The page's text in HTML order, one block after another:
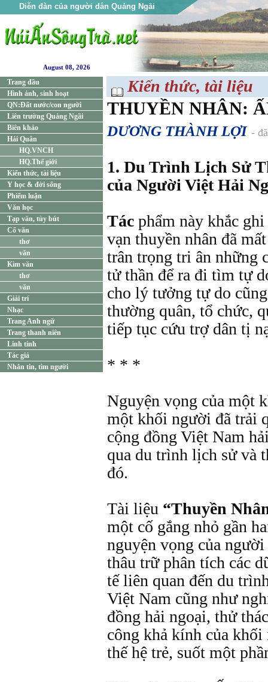
Diễn đàn của người dân Quảng Ngãi
August 08, 2026
Trang đầu
Hình ảnh, sinh hoạt
QN:Đất nước/con người
Liên trường Quảng Ngãi
Biên khảo
Hải Quân
HQ.VNCH
HQ.Thế giới
Kiến thức, tài liệu
Y học & đời sống
Phiếm luận
Văn học
Tạp văn, tùy bút
Cổ văn
thơ
văn
Kim văn
thơ
văn
Giải trí
Nhạc
Trang Anh ngữ
Trang thanh niên
Linh tinh
Tác giả
Nhắn tin, tìm người
Kiến thức, tài liệu
THUYỀN NHÂN:
DƯƠNG THÀNH LỢI -
1. Du Trình Lịch Sử
của Người Việt Hải
Tác phẩm này khắc
vạn thuyền nhân đã
trân trọng tri ân những
tử thần để ra đi tìm tự
cho lý tưởng tự do
thường quân, tổ chức,
tiếp tục cứu trợ dân tị
* * *
Nguyện vọng của một
một khối người đã trải
cộng đồng Việt Nam
qua du trình lịch sử và
đó.
Tài liệu “Thuyền
một cố gắng nhỏ gần
nguyện vọng của
thâu trữ phân tích các
tế liên quan đến du
Việt Nam cũng như
đồng hải ngoại, thử
công khả kính của
thế hệ trẻ, suốt một